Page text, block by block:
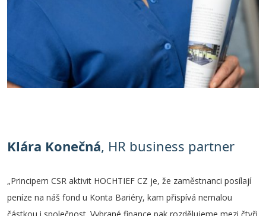
Klára Konečná, HR business partner
„Principem CSR aktivit HOCHTIEF CZ je, že zaměstnanci posílají
peníze na náš fond u Konta Bariéry, kam přispívá nemalou